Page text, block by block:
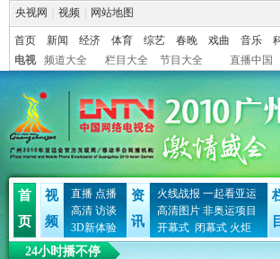
央视网 视频 网站地图
首页 新闻 经济 体育 综艺 春晚 戏曲 音乐
电视
频道大全 栏目大全 节目大全 直播中国
首
页
视
频
直播 点播
高清 访谈
3D新体验
资
讯
火线战报 一起看亚运
高清图片 非奥运项目
开幕式 闭幕式 火炬
24小时播不停